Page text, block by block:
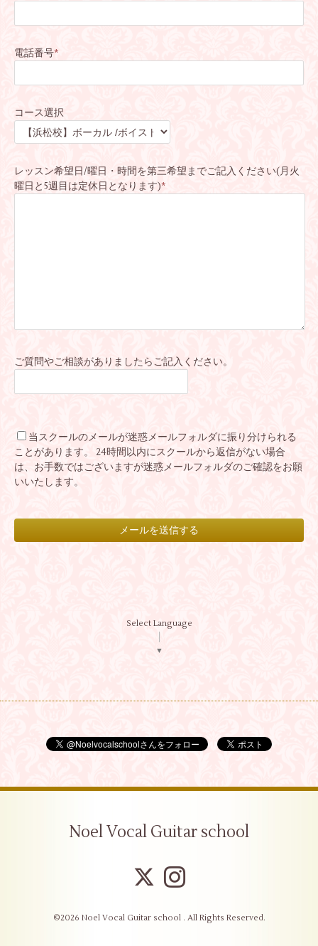
電話番号*
コース選択
レッスン希望日/曜日・時間を第三希望までご記入ください(月火
曜日と5週目は定休日となります)*
ご質問やご相談がありましたらご記入ください。
当スクールのメールが迷惑メールフォルダに振り分けられる
ことがあります。 24時間以内にスクールから返信がない場合
は、お手数ではございますが迷惑メールフォルダのご確認をお願
いいたします。
Select Language
▼
Noel Vocal Guitar school
©2026 Noel Vocal Guitar school . All Rights Reserved.